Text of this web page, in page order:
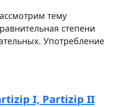
тему
степени
Употребление
I, Partizip II